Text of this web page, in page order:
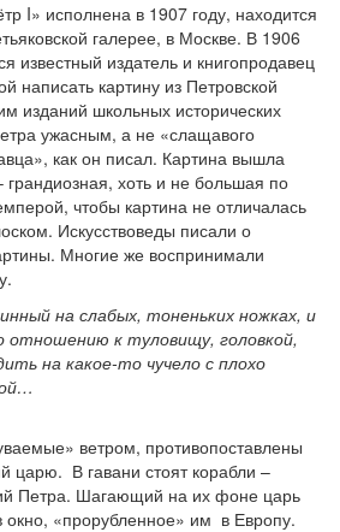
I» исполнена в 1907 году, находится
галерее, в Москве. В 1906
известный издатель и книгопродавец
написать картину из Петровской
изданий школьных исторических
ужасным, а не «слащавого
как он писал. Картина вышла
хоть и не большая по
чтобы картина не отличалась
Искусствоведы писали о
Многие же воспринимали
на слабых, тоненьких ножках, и
отношению к туловищу, головкой,
на какое-то чучело с плохо
ветром, противопоставлены
царю. В гавани стоят корабли –
Петра. Шагающий на их фоне царь
окно, «прорубленное» им в Европу.